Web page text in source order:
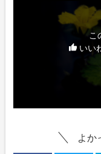
こ
いい
よか